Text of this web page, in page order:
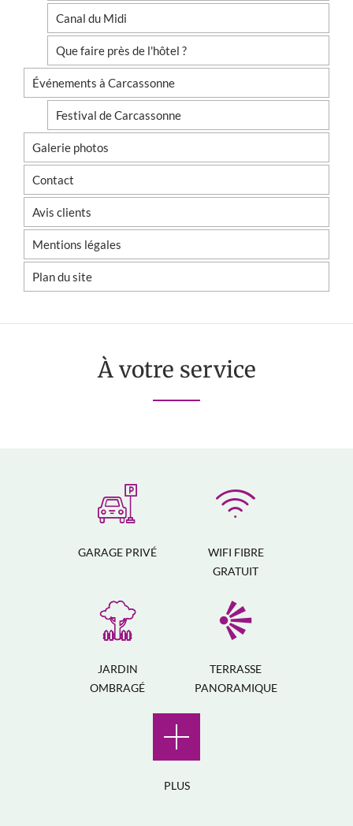
Canal du Midi
Que faire près de l'hôtel ?
Événements à Carcassonne
Festival de Carcassonne
Galerie photos
Contact
Avis clients
Mentions légales
Plan du site
À votre service
GARAGE PRIVÉ
WIFI FIBRE
GRATUIT
JARDIN
OMBRAGÉ
TERRASSE
PANORAMIQUE
PLUS